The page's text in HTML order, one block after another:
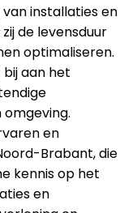
installaties en
de levensduur
optimaliseren.
aan het
en
Brabant, die
kennis op het
en